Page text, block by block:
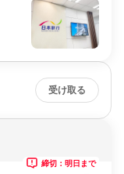
受け取る
締切：明日まで